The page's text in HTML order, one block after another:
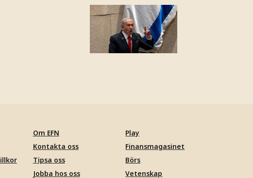
Om EFN
Kontakta oss
Tipsa oss
Jobba hos oss
Play
Finansmagasinet
Börs
Vetenskap